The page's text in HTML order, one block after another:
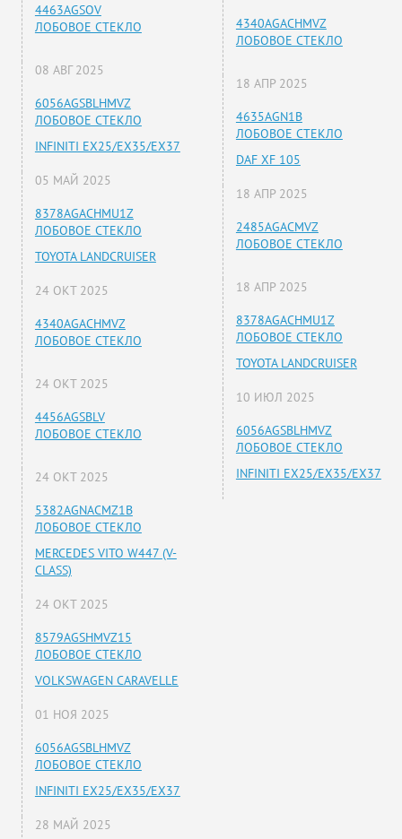
4463AGSOV
ЛОБОВОЕ СТЕКЛО
08 АВГ 2025
6056AGSBLHMVZ
ЛОБОВОЕ СТЕКЛО
INFINITI EX25/EX35/EX37
05 МАЙ 2025
8378AGACHMU1Z
ЛОБОВОЕ СТЕКЛО
TOYOTA LANDCRUISER
24 ОКТ 2025
4340AGACHMVZ
ЛОБОВОЕ СТЕКЛО
24 ОКТ 2025
4456AGSBLV
ЛОБОВОЕ СТЕКЛО
24 ОКТ 2025
5382AGNACMZ1B
ЛОБОВОЕ СТЕКЛО
MERCEDES VITO W447 (V-
CLASS)
24 ОКТ 2025
8579AGSHMVZ15
ЛОБОВОЕ СТЕКЛО
VOLKSWAGEN CARAVELLE
01 НОЯ 2025
6056AGSBLHMVZ
ЛОБОВОЕ СТЕКЛО
INFINITI EX25/EX35/EX37
28 МАЙ 2025
4340AGACHMVZ
ЛОБОВОЕ СТЕКЛО
18 АПР 2025
4635AGN1B
ЛОБОВОЕ СТЕКЛО
DAF XF 105
18 АПР 2025
2485AGACMVZ
ЛОБОВОЕ СТЕКЛО
18 АПР 2025
8378AGACHMU1Z
ЛОБОВОЕ СТЕКЛО
TOYOTA LANDCRUISER
10 ИЮЛ 2025
6056AGSBLHMVZ
ЛОБОВОЕ СТЕКЛО
INFINITI EX25/EX35/EX37